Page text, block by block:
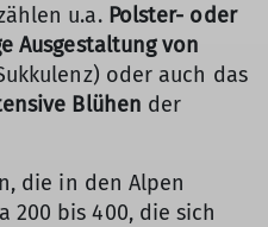
u.a. Polster- oder
Ausgestaltung von
oder auch das
Blühen der
die in den Alpen
200 bis 400, die sich